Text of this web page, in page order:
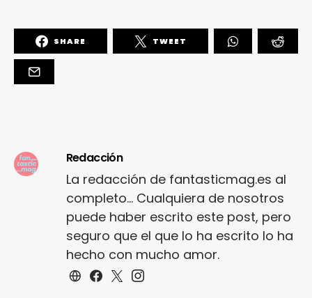
SHARE TWEET
Redacción
La redacción de fantasticmag.es al
completo... Cualquiera de nosotros
puede haber escrito este post, pero
seguro que el que lo ha escrito lo ha
hecho con mucho amor.